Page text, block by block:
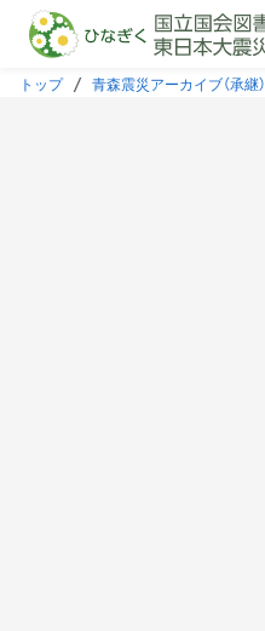
本文に飛ぶ
トップ 青森震災アーカイブ（承継）